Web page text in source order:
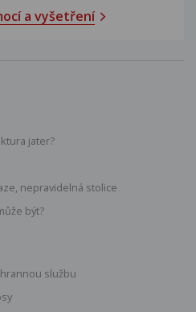
a vyšetření
jater?
nepravidelná stolice
být?
službu